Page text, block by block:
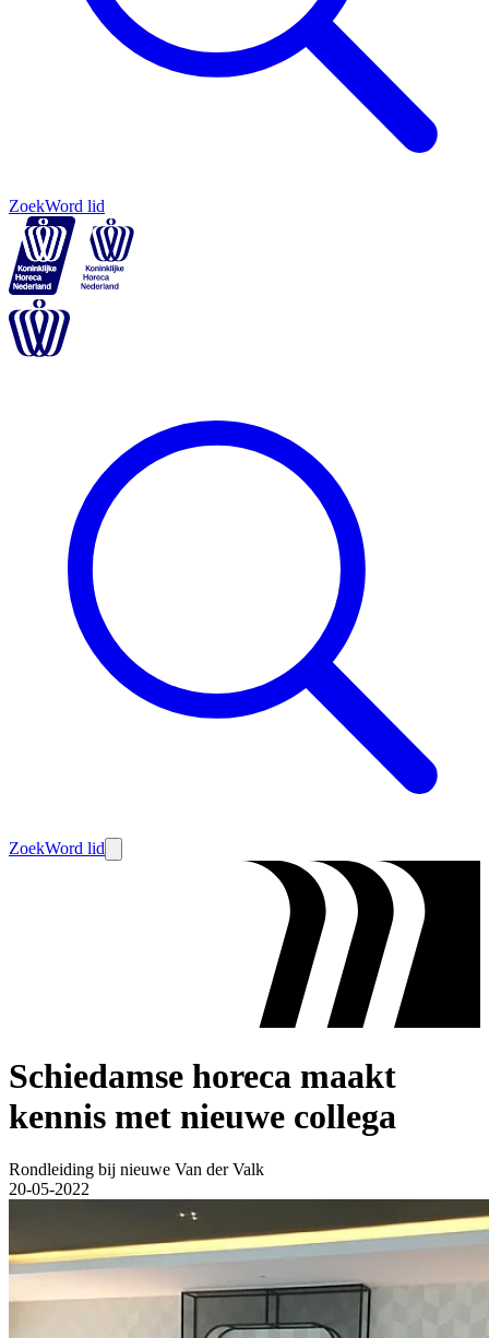
ZoekWord lid
ZoekWord lid
Schiedamse horeca maakt
kennis met nieuwe collega
Rondleiding bij nieuwe Van der Valk
20-05-2022